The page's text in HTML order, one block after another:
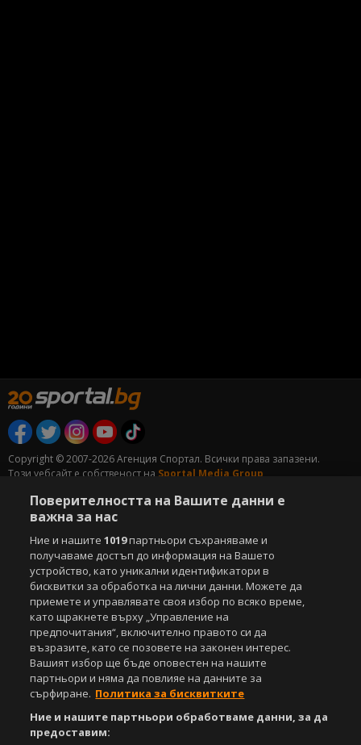
Copyright © 2007-2026 Агенция Спортал. Всички права запазени.
Този уебсайт е собственост на Sportal Media Group
За нас Екип За рекламa
Общи условия
Етични правила на НСС
Управление на предпочитания
Съдържанието на този уеб сайт и технологиите, използвани в него, са
под закрила на Закона за авторското право и сродните му права.
Всички статии, репортажи, интервюта и други текстови, графични и
видео материали, публикувани в сайта, са собственост на Агенция
Спортал, освен ако изрично е посочено друго. Допуска се
публикуване на текстови материали само след писмено съгласие на
Агенция Спортал, посочване на източника и добавяне на линк към
www.sportal.bg. Използването на графични и видео материали,
публикувани в сайта, е строго забранено. Нарушителите ще бъдат
санкционирани с цялата строгост на закона.
СвалиБЕЗПЛАТНОТО
Поверителността на Вашите данни е
важна за нас
Ние и нашите1019партньори съхраняваме и
получаваме достъп до информация на Вашето
устройство, като уникални идентификатори в
бисквитки за обработка на лични данни. Можете да
приемете и управлявате своя избор по всяко време,
като щракнете върху „Управление на
предпочитания“, включително правото си да
възразите, като се позовете на законен интерес.
Вашият избор ще бъде оповестен на нашите
партньори и няма да повлияе на данните за
сърфиране. Политика за бисквитките
Ние и нашите партньори обработваме данни, за да
предоставим: